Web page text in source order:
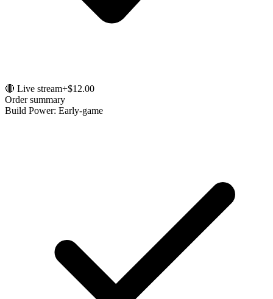
🔴 Live stream+$12.00
Order summary
Build Power: Early-game